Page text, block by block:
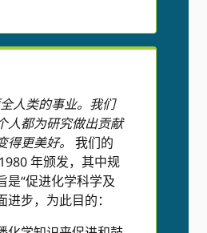
人类的事业。我们
人都为研究做出贡献
得更美好。我们的
年颁发，其中规
是“促进化学科学及
步，为此目的：